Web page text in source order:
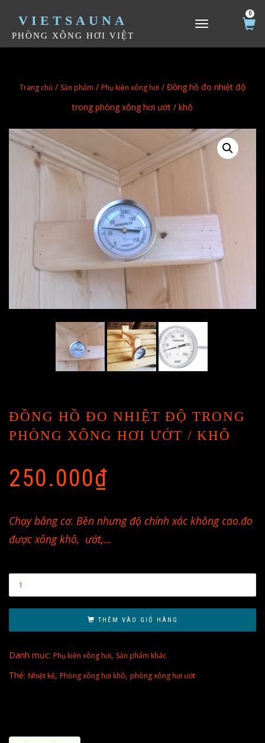
VIETSAUNA
PHÒNG XÔNG HƠI VIỆT
TOGGLE NAVIGATION
0
Trang chủ / Sản phẩm / Phụ kiện xông hơi / Đồng hồ đo nhiệt độ
trong phòng xông hơi ướt / khô
ĐỒNG HỒ ĐO NHIỆT ĐỘ TRONG
PHÒNG XÔNG HƠI ƯỚT / KHÔ
250.000₫
Chạy bằng cơ. Bền nhưng độ chính xác không cao.đo
được xông khô, ướt,…
THÊM VÀO GIỎ HÀNG
Danh mục: Phụ kiện xông hơi, Sản phẩm khác
Thẻ: Nhiệt kế, Phòng xông hơi khô, phòng xông hơi ướt